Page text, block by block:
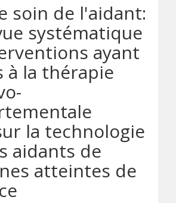
soin de l'aidant:
systématique
ayant
à la thérapie
la technologie
aidants de
atteintes de